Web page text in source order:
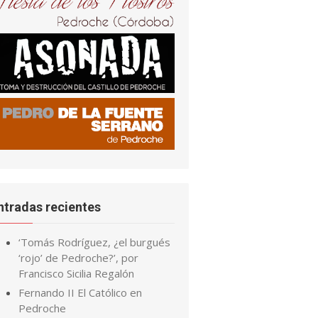
recientes
‘Tomás Rodríguez, ¿el burgués
‘rojo’ de Pedroche?’, por
Francisco Sicilia Regalón
Fernando II El Católico en
Pedroche